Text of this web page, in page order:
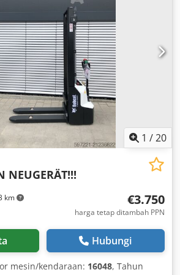
1 /20
km
NEUGERÄT!!!
€3.750
harga tetap ditambah PPN
Hubungi
mesin/kendaraan: 16048, Tahun